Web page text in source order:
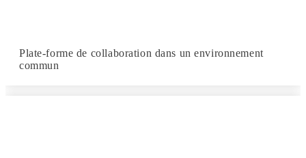
Plate-forme de collaboration dans un environnement
commun